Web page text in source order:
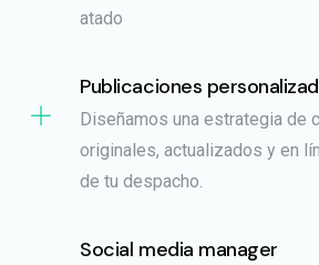
atado
Publicaciones
Diseñamos una estrategia de
originales, actualizados y en
de tu despacho.
Social media manager